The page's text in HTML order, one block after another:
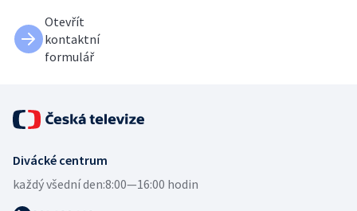
Otevřít
kontaktní
formulář
Divácké centrum
každý všední den:8:00—16:00 hodin